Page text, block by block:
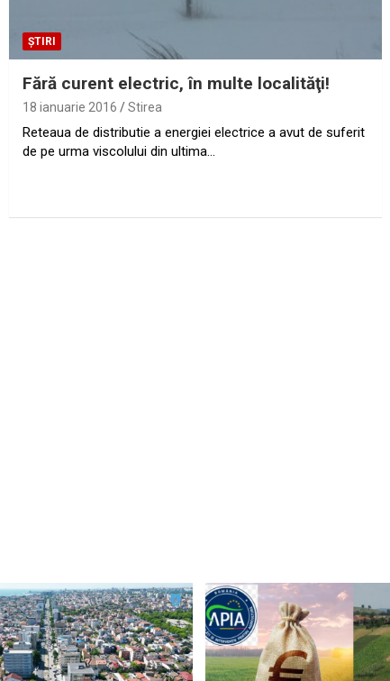
ȘTIRI
Fără curent electric, în multe localităţi!
18 ianuarie 2016 Stirea
Reteaua de distributie a energiei electrice a avut de suferit
de pe urma viscolului din ultima…